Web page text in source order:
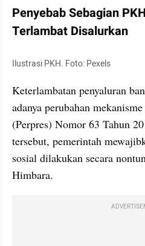
Penyebab Sebagian
Terlambat Disalurkan
Ilustrasi PKH. Foto: Pexels
Keterlambatan penyaluran
adanya perubahan
(Perpres) Nomor 63 Tahun
tersebut, pemerintah
sosial dilakukan secara
Himbara.